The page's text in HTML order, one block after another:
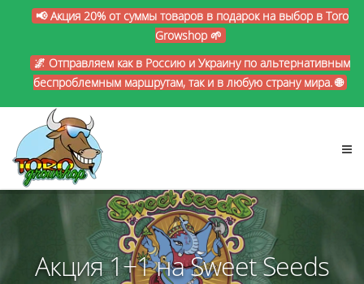
📢 Акция 20% от суммы товаров в подарок на выбор в Toro
Growshop 🌱
🌌 Отправляем как в Россию и Украину по альтернативным
беспроблемным маршрутам, так и в любую страну мира. 🌐
Акция 1+1 на Sweet Seeds